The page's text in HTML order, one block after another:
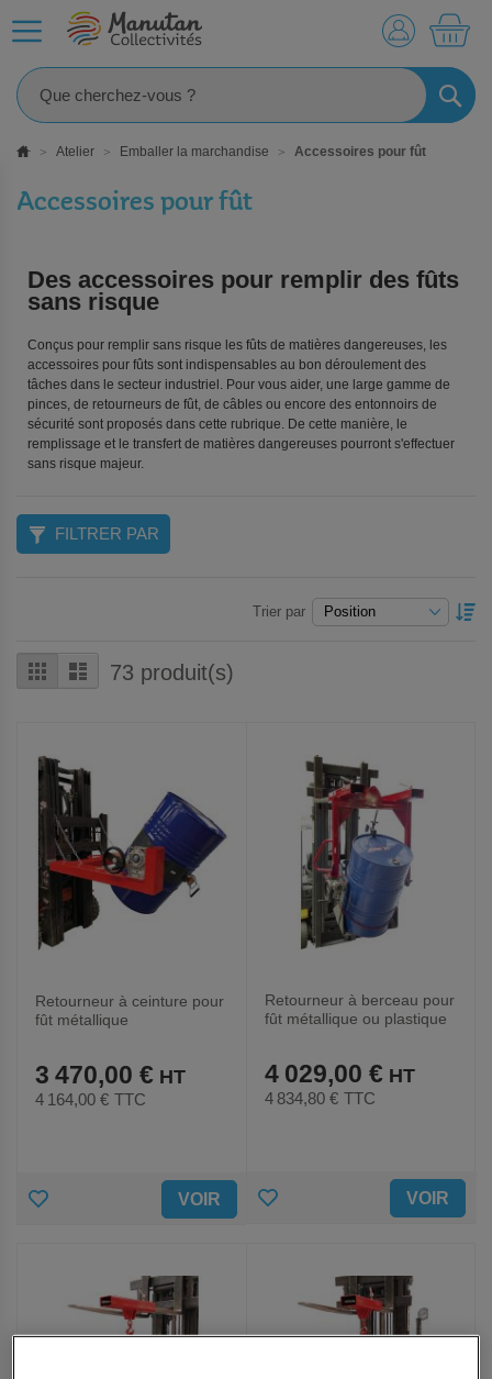
Atelier Emballer la marchandise Accessoires pour fût
Accessoires pour fût
Des accessoires pour remplir des fûts
sans risque
Conçus pour remplir sans risque les fûts de matières dangereuses, les
accessoires pour fûts sont indispensables au bon déroulement des
tâches dans le secteur industriel. Pour vous aider, une large gamme de
pinces, de retourneurs de fût, de câbles ou encore des entonnoirs de
sécurité sont proposés dans cette rubrique. De cette manière, le
remplissage et le transfert de matières dangereuses pourront s'effectuer
sans risque majeur.
Grille Liste73 produit(s)
Trier par
Retourneur à ceinture pour
fût métallique
3 470,00 €
4 164,00 € TTC
AJOUTER VOIR
Retourneur à berceau pour
fût métallique ou plastique
4 029,00 €
4 834,80 € TTC
AJOUTER
FAVORIS
VOIR
FILTRER PAR